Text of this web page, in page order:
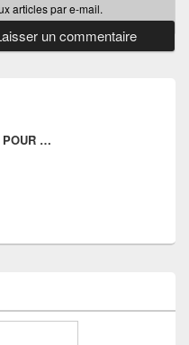
articles par e-mail.
POUR …